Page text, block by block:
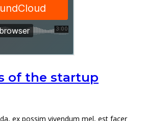
of the startup
ex possim vivendum mel, est facer